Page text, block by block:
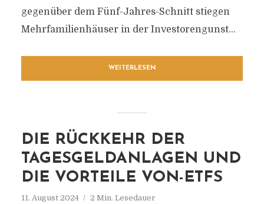
gegenüber dem Fünf-Jahres-Schnitt stiegen
Mehrfamilienhäuser in der Investorengunst...
WEITERLESEN
DIE RÜCKKEHR DER
TAGESGELDANLAGEN UND
DIE VORTEILE VON-ETFS
11. August 2024 2 Min. Lesedauer